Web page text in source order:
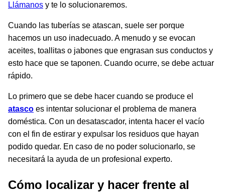
Llámanos y te lo solucionaremos.
Cuando las tuberías se atascan, suele ser porque
hacemos un uso inadecuado. A menudo y se evocan
aceites, toallitas o jabones que engrasan sus conductos y
esto hace que se taponen. Cuando ocurre, se debe actuar
rápido.
Lo primero que se debe hacer cuando se produce el
atasco es intentar solucionar el problema de manera
doméstica. Con un desatascador, intenta hacer el vacío
con el fin de estirar y expulsar los residuos que hayan
podido quedar. En caso de no poder solucionarlo, se
necesitará la ayuda de un profesional experto.
Cómo localizar y hacer frente al